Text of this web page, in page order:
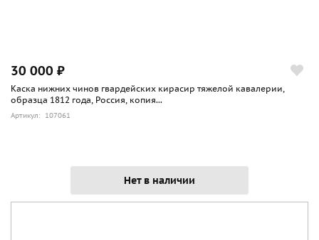
30 000 ₽
Каска нижних чинов гвардейских кирасир тяжелой кавалерии,
образца 1812 года, Россия, копия...
Артикул: 107061
Нет в наличии